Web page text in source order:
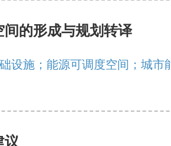
的形成与规划转译
设施；能源可调度空间；城市
议